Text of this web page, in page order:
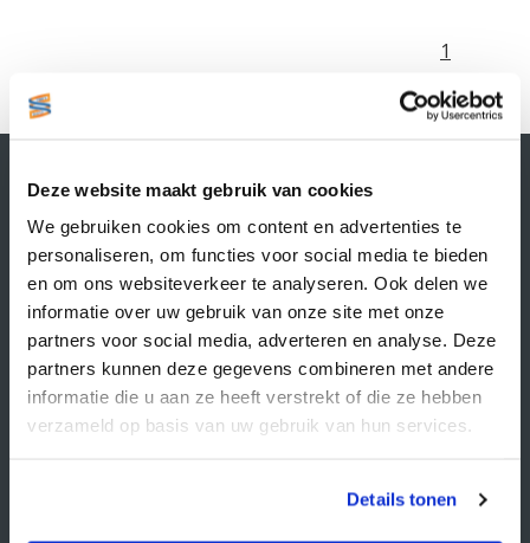
Deze website maakt gebruik van cookies
We gebruiken cookies om content en advertenties te
personaliseren, om functies voor social media te bieden
en om ons websiteverkeer te analyseren. Ook delen we
informatie over uw gebruik van onze site met onze
partners voor social media, adverteren en analyse. Deze
partners kunnen deze gegevens combineren met andere
informatie die u aan ze heeft verstrekt of die ze hebben
verzameld op basis van uw gebruik van hun services.
Details tonen
1
Supply Service B.V.
Nijverheidsstraat 25-K
3861 RJ Nijkerk
info@supplyservice.nl
+31 33 468 13 42
KvK nummer: 66384737
BTW nummer: NL856526605B01
Klantenservice
Veelgestelde vragen